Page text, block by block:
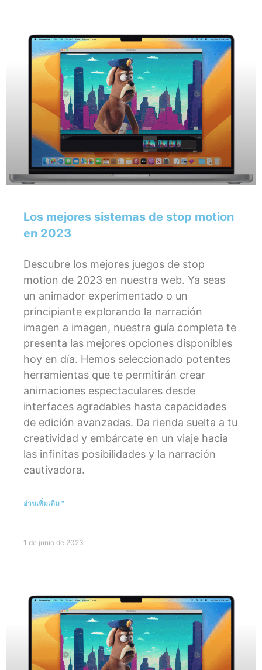
Los mejores sistemas de stop motion
en 2023
Descubre los mejores juegos de stop
motion de 2023 en nuestra web. Ya seas
un animador experimentado o un
principiante explorando la narración
imagen a imagen, nuestra guía completa te
presenta las mejores opciones disponibles
hoy en día. Hemos seleccionado potentes
herramientas que te permitirán crear
animaciones espectaculares desde
interfaces agradables hasta capacidades
de edición avanzadas. Da rienda suelta a tu
creatividad y embárcate en un viaje hacia
las infinitas posibilidades y la narración
cautivadora.
อ่านเพิ่มเติม "
1 de junio de 2023